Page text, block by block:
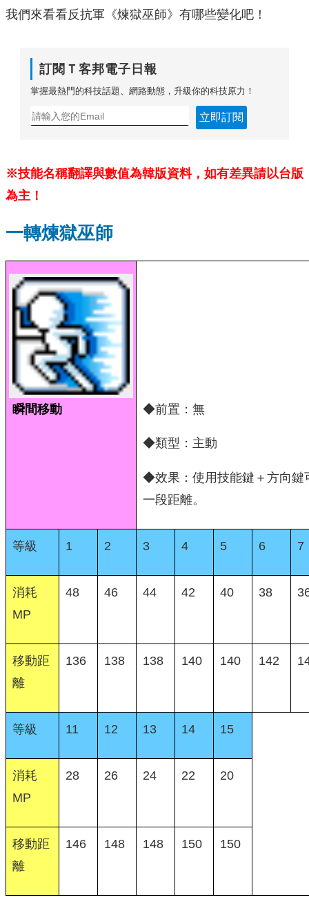
我們來看看反抗軍《煉獄巫師》有哪些變化吧！
訂閱Ｔ客邦電子日報
掌握最熱門的科技話題、網路動態，升級你的科技原力！
立即訂閱
※技能名稱翻譯與數值為韓版資料，如有差異請以台版
為主！
一轉煉獄巫師
瞬間移動 ◆前置：無
◆類型：主動
◆效果：使用技能鍵＋方向鍵
一段距離。
等級 1 2 3 4 5 6 7
消耗
MP
48 46 44 42 40 38
移動距
離
136 138 138 140 140 142
等級 11 12 13 14 15
消耗
MP
28 26 24 22 20
移動距
離
146 148 148 150 150